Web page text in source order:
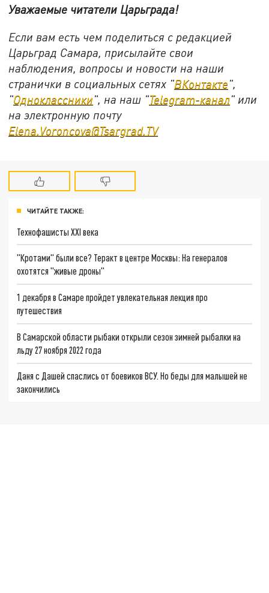
Уважаемые читатели Царьграда!
Если вам есть чем поделиться с редакцией
Царьград Самара, присылайте свои
наблюдения, вопросы и новости на наши
странички в социальных сетях "ВКонтакте",
"Одноклассники", на наш "Telegram-канал" или
на электронную почту
Elena.Voroncova@Tsargrad.TV
ЧИТАЙТЕ ТАКЖЕ:
Технофашисты XXI века
"Кротами" были все? Теракт в центре Москвы: На генералов
охотятся "живые дроны"
1 декабря в Самаре пройдет увлекательная лекция про
путешествия
В Самарской области рыбаки открыли сезон зимней рыбалки на
льду 27 ноября 2022 года
Даня с Дашей спаслись от боевиков ВСУ. Но беды для малышей не
закончились